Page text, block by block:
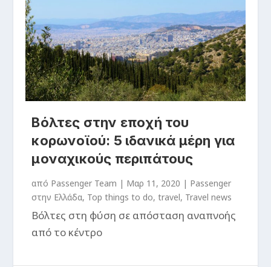
Βόλτες στην εποχή του
κορωνοϊού: 5 ιδανικά μέρη για
μοναχικούς περιπάτους
από Passenger Team | Μαρ 11, 2020 | Passenger
στην Ελλάδα, Top things to do,travel, Travel news
Βόλτες στη φύση σε απόσταση αναπνοής
από το κέντρο